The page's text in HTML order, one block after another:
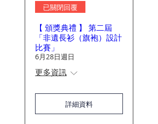
已關閉回覆
【 頒獎典禮 】 第二屆
「非遺長衫（旗袍）設計
比賽」
6月28日週日
更多資訊
詳細資料